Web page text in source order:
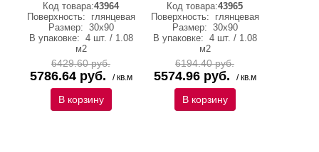
Код товара:43964
Поверхность:
глянцевая
Размер: 30х90
В упаковке: 4 шт. / 1.08
м2
6429.60 руб.
5786.64 руб. / кв.м
В корзину
Код товара:43965
Поверхность:
глянцевая
Размер: 30х90
В упаковке: 4 шт. / 1.08
м2
6194.40 руб.
5574.96 руб. / кв.м
В корзину